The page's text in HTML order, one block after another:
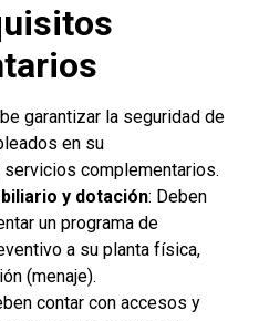
garantizar la seguridad de
en su
complementarios.
y dotación: Deben
un programa de
a su planta física,
(menaje).
contar con accesos y